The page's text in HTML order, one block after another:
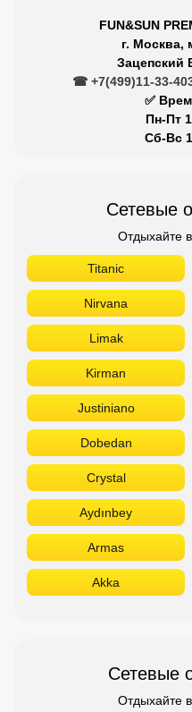
FUN&SUN
г. Москва,
Зацепский
☎ +7(499)11-33-
✅
Пн-Пт
Сб-Вс
Сетевые
Отдыхайте
Titanic
Nirvana
Limak
Kirman
Justiniano
Dobedan
Crystal
Aydınbey
Armas
Akka
Сетевые
Отдыхайте